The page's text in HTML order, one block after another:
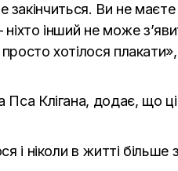
закінчиться. Ви не
інший не може
хотілося плакати»,
Клігана, додає, що
і ніколи в житті більше